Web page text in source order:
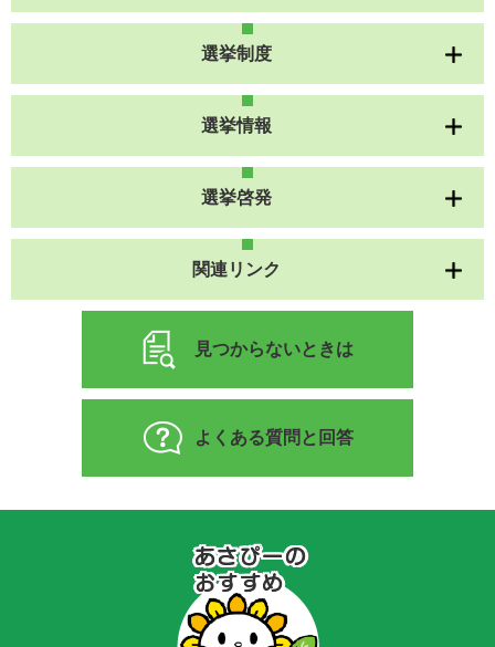
選挙制度
選挙情報
選挙啓発
関連リンク
見つからないときは
よくある質問と回答
の
お